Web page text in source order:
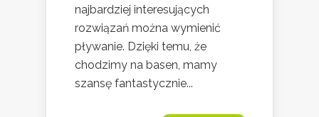
najbardziej interesujących
rozwiązań można wymienić
pływanie. Dzięki temu, że
chodzimy na basen, mamy
szansę fantastycznie...